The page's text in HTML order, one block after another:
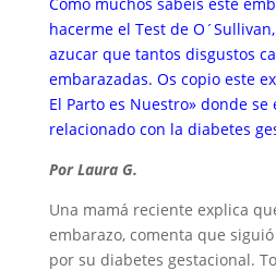
hacerme el Test de
azucar que tantos disgustos
embarazadas. Os copio este
El Parto es Nuestro»donde se
relacionado con la diabetes
Por Laura G.
Una mamá reciente explica
embarazo, comenta que
por su diabetes gestacional.